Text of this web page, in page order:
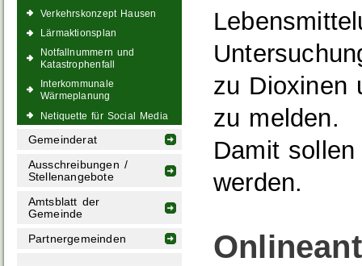
Verkehrskonzept Hausen
Lärmaktionsplan
Notfallnummern und
Katastrophenfall
Interkommunale
Wärmeplanung
Netiquette für Social Media
Gemeinderat
Ausschreibungen /
Stellenangebote
Amtsblatt der
Gemeinde
Partnergemeinden
zu Dioxinen
zu melden.
Damit
werden.